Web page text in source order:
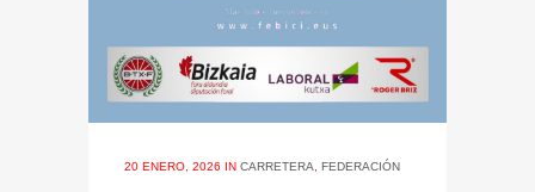
20 ENERO, 2026 IN CARRETERA FEDERACIÓN